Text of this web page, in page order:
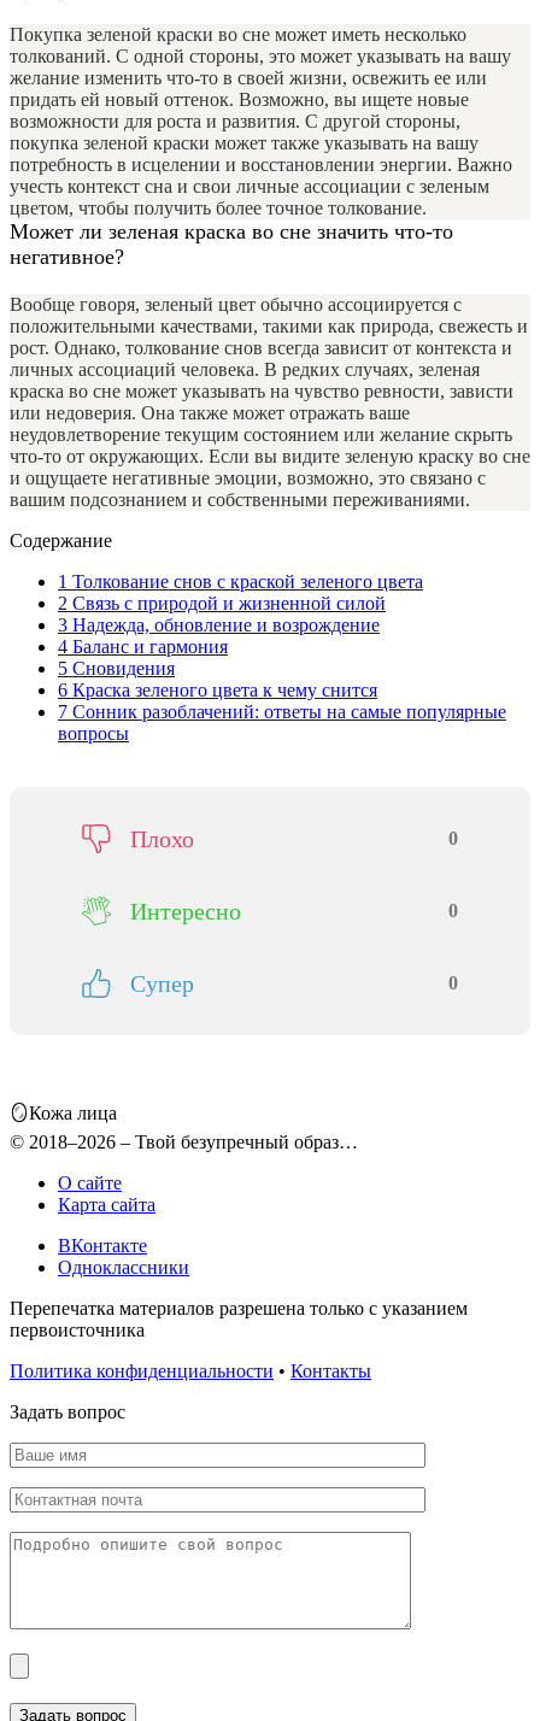
Покупка зеленой краски во сне может иметь несколько
толкований. С одной стороны, это может указывать на вашу
желание изменить что-то в своей жизни, освежить ее или
придать ей новый оттенок. Возможно, вы ищете новые
возможности для роста и развития. С другой стороны,
покупка зеленой краски может также указывать на вашу
потребность в исцелении и восстановлении энергии. Важно
учесть контекст сна и свои личные ассоциации с зеленым
цветом, чтобы получить более точное толкование.
Может ли зеленая краска во сне значить что-то
негативное?
Вообще говоря, зеленый цвет обычно ассоциируется с
положительными качествами, такими как природа, свежесть и
рост. Однако, толкование снов всегда зависит от контекста и
личных ассоциаций человека. В редких случаях, зеленая
краска во сне может указывать на чувство ревности, зависти
или недоверия. Она также может отражать ваше
неудовлетворение текущим состоянием или желание скрыть
что-то от окружающих. Если вы видите зеленую краску во сне
и ощущаете негативные эмоции, возможно, это связано с
вашим подсознанием и собственными переживаниями.
Содержание
1 Толкование снов с краской зеленого цвета
2 Связь с природой и жизненной силой
3 Надежда, обновление и возрождение
4 Баланс и гармония
5 Сновидения
6 Краска зеленого цвета к чему снится
7 Сонник разоблачений: ответы на самые популярные
вопросы
Плохо 0
Интересно 0
Супер 0
🪞Кожа лица
© 2018–2026 – Твой безупречный образ…
О сайте
Карта сайта
ВКонтакте
Одноклассники
Перепечатка материалов разрешена только с указанием
первоисточника
Политика конфиденциальности • Контакты
Задать вопрос